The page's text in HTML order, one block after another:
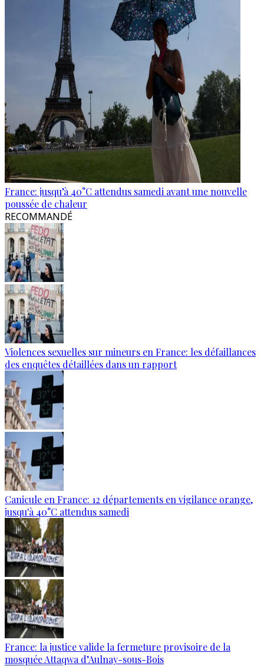
France: jusqu’à 40°C attendus samedi avant une nouvelle
poussée de chaleur
RECOMMANDÉ
Violences sexuelles sur mineurs en France: les défaillances
des enquêtes détaillées dans un rapport
Canicule en France: 12 départements en vigilance orange,
jusqu'à 40°C attendus samedi
France: la justice valide la fermeture provisoire de la
mosquée Attaqwa d’Aulnay-sous-Bois